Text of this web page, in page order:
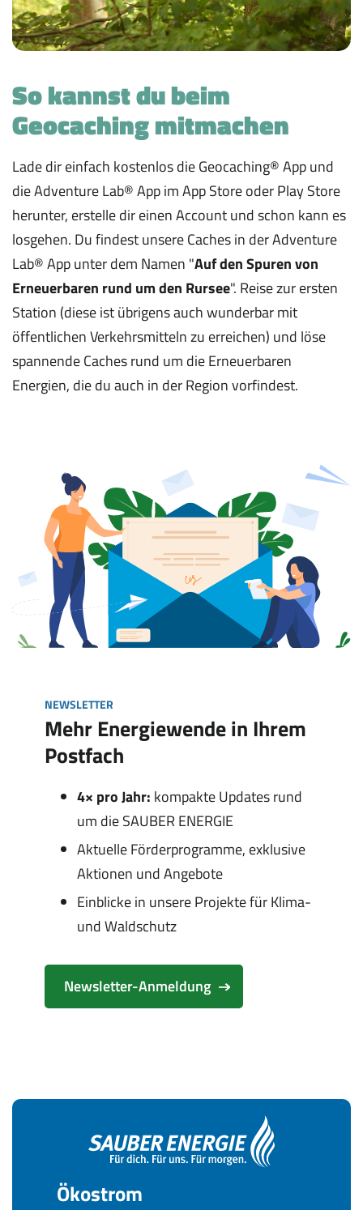
So kannst du beim
Geocaching mitmachen
Lade dir einfach kostenlos die Geocaching® App und
die Adventure Lab® App im App Store oder Play Store
herunter, erstelle dir einen Account und schon kann es
losgehen. Du findest unsere Caches in der Adventure
Lab® App unter dem Namen "Auf den Spuren von
Erneuerbaren rund um den Rursee". Reise zur ersten
Station (diese ist übrigens auch wunderbar mit
öffentlichen Verkehrsmitteln zu erreichen) und löse
spannende Caches rund um die Erneuerbaren
Energien, die du auch in der Region vorfindest.
NEWSLETTER
Mehr Energiewende in Ihrem
Postfach
4× pro Jahr: kompakte Updates rund
um die SAUBER ENERGIE
Aktuelle Förderprogramme, exklusive
Aktionen und Angebote
Einblicke in unsere Projekte für Klima-
und Waldschutz
Newsletter-Anmeldung
Ökostrom